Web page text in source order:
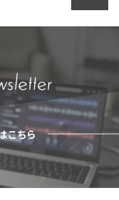
こちら